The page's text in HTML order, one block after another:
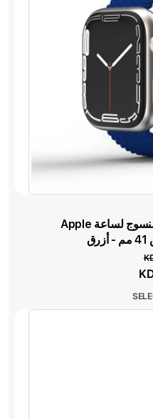
حزام اميزينغ ثينج تيتان منسوج لساعة Apple